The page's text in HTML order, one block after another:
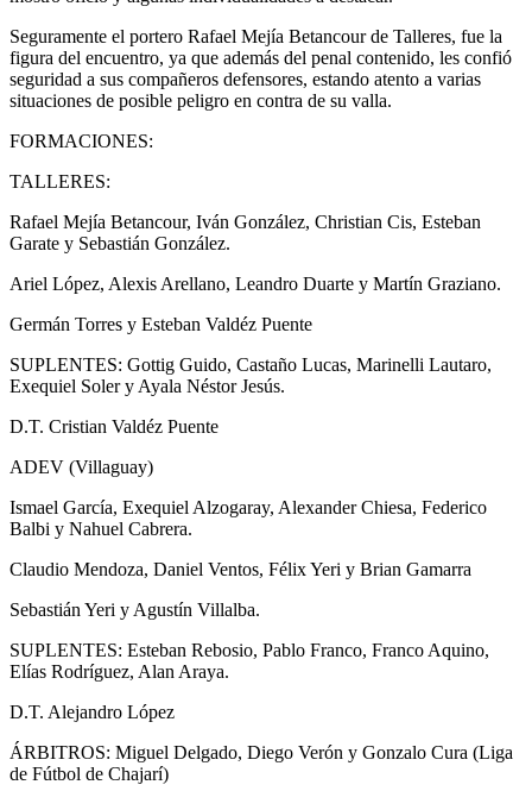
Seguramente el portero Rafael Mejía Betancour de Talleres, fue la
figura del encuentro, ya que además del penal contenido, les confió
seguridad a sus compañeros defensores, estando atento a varias
situaciones de posible peligro en contra de su valla.
FORMACIONES:
TALLERES:
Rafael Mejía Betancour, Iván González, Christian Cis, Esteban
Garate y Sebastián González.
Ariel López, Alexis Arellano, Leandro Duarte y Martín Graziano.
Germán Torres y Esteban Valdéz Puente
SUPLENTES: Gottig Guido, Castaño Lucas, Marinelli Lautaro,
Exequiel Soler y Ayala Néstor Jesús.
D.T. Cristian Valdéz Puente
ADEV (Villaguay)
Ismael García, Exequiel Alzogaray, Alexander Chiesa, Federico
Balbi y Nahuel Cabrera.
Claudio Mendoza, Daniel Ventos, Félix Yeri y Brian Gamarra
Sebastián Yeri y Agustín Villalba.
SUPLENTES: Esteban Rebosio, Pablo Franco, Franco Aquino,
Elías Rodríguez, Alan Araya.
D.T. Alejandro López
ÁRBITROS: Miguel Delgado, Diego Verón y Gonzalo Cura (Liga
de Fútbol de Chajarí)